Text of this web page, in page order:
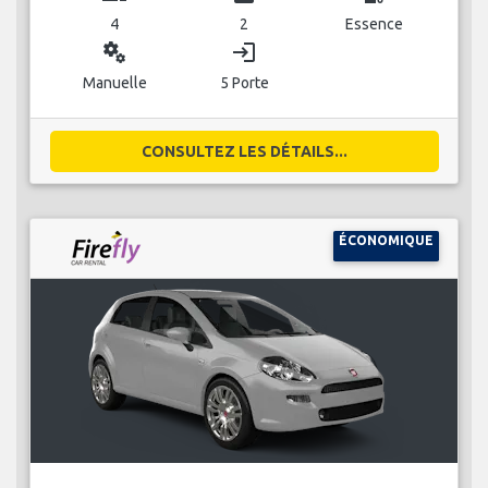
4 2 Essence
miscellaneous_services
Manuelle
login
5 Porte
CONSULTEZ LES DÉTAILS...
ÉCONOMIQUE